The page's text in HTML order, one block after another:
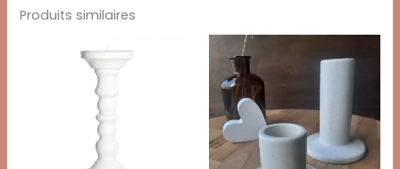
Produits similaires